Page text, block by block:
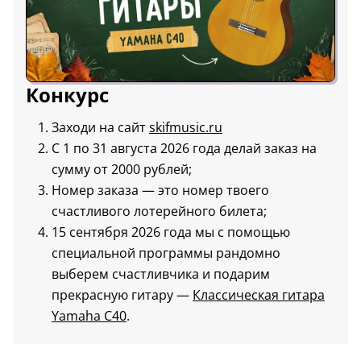
Конкурс
Заходи на сайтskifmusic.ru
С 1 по 31 августа 2026 года делай заказ на
сумму от 2000 рублей;
Номер заказа — это номер твоего
счастливого лотерейного билета;
15 сентября 2026 года мы с помощью
специальной программы рандомно
выберем счастливчика и подарим
прекрасную гитару — Классическая гитара
Yamaha C40.